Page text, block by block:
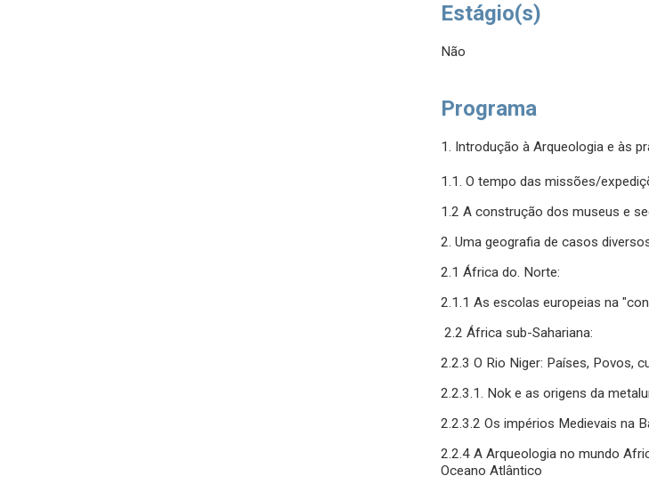
Estágio(s)
Não
Programa
1. Introdução à Arqueologia e às
1.1. O tempo das missões/
1.2 A construção dos museus e
2. Uma geografia de casos
2.1 África do. Norte:
2.1.1 As escolas europeias na
2.2 África sub-Sahariana:
2.2.3 O Rio Niger: Países, Povos,
2.2.3.1. Nok e as origens da
2.2.3.2 Os impérios Medievais na
2.2.4 A Arqueologia no mundo
Oceano Atlântico